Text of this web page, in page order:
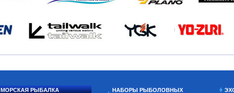
МОРСКАЯ РЫБАЛКА НАБОРЫ РЫБОЛОВНЫХ